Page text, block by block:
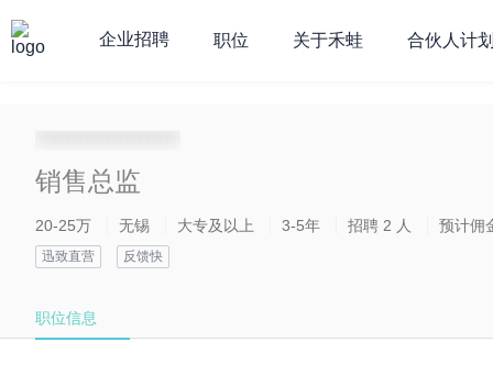
企业招聘 职位 关于禾蛙 合伙人计
销售总监
20-25万 无锡 大专及以上 3-5年 招聘 2 人 预计佣
迅致直营 反馈快
职位信息